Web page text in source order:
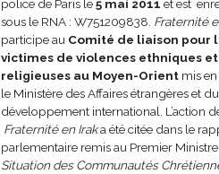
police de Paris le5 mai 2011 et est
sous le RNA : W751209838. Fraternité
participe au Comité de liaison pour
victimes de violences ethniques et
religieuses au Moyen-Orientmis en
le Ministère des Affaires étrangères et du
développement international. L’action
Fraternité en Iraka été citée dans le
parlementaire remis au Premier Ministre
Situation des Communautés